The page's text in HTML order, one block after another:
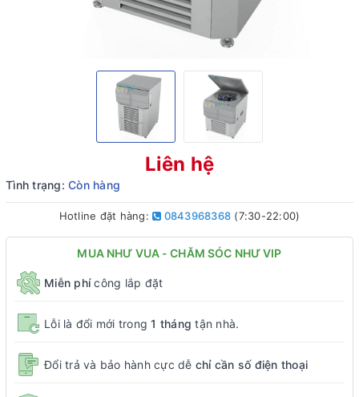
Liên hệ
Tình trạng: Còn hàng
Hotline đặt hàng: 0843968368 (7:30-22:00)
MUA NHƯ VUA - CHĂM SÓC NHƯ VIP
Miễn phícông lắp đặt
Lỗi là đổi mới trong1 tháng tận nhà.
Đổi trả và bảo hành cực dễ chỉ cần số điện thoại